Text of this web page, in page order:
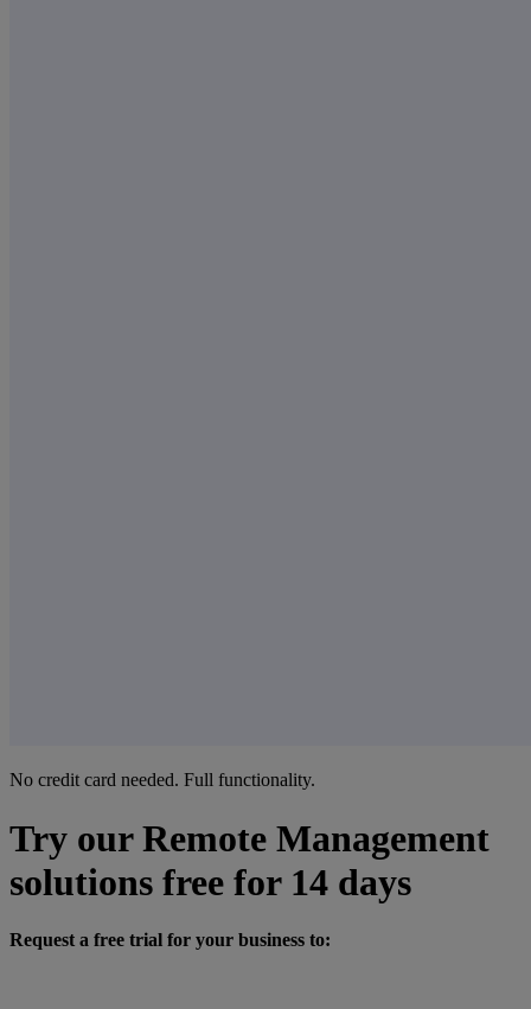
No credit card needed. Full functionality.
Try our Remote Management
solutions free for 14 days
Request a free trial for your business to: